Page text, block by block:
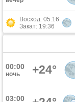
Восход: 05:16
Закат: 19:36
00:00
ночь +24°
03:00